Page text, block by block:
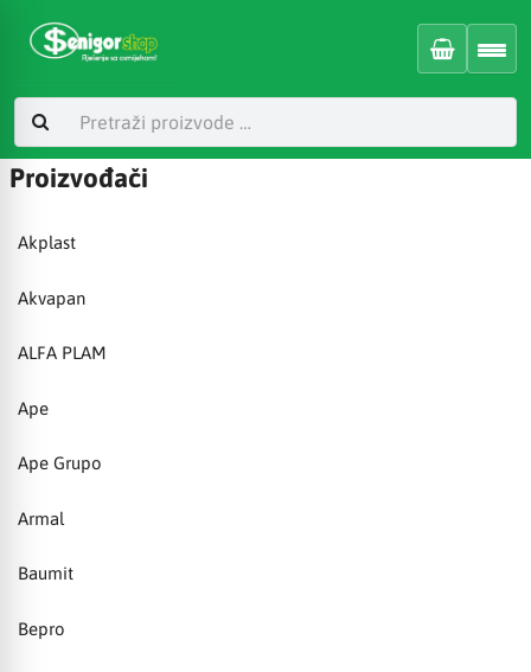
Proizvođači
Akplast
Akvapan
ALFA PLAM
Ape
Ape Grupo
Armal
Baumit
Bepro